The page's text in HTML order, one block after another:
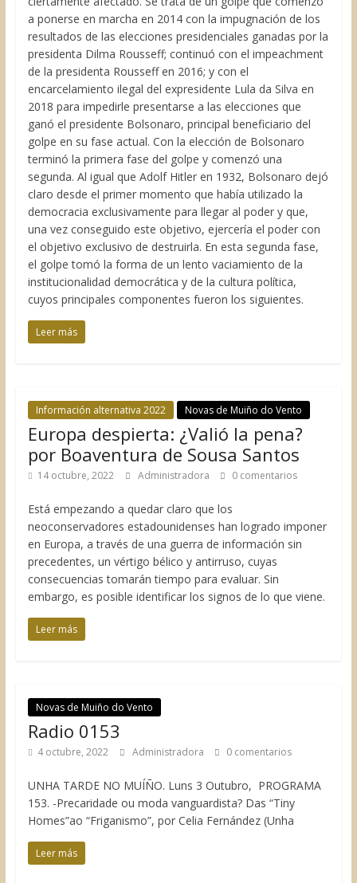
a ponerse en marcha en 2014 con la impugnación de los
resultados de las elecciones presidenciales ganadas por la
presidenta Dilma Rousseff; continuó con el impeachment
de la presidenta Rousseff en 2016; y con el
encarcelamiento ilegal del expresidente Lula da Silva en
2018 para impedirle presentarse a las elecciones que
ganó el presidente Bolsonaro, principal beneficiario del
golpe en su fase actual. Con la elección de Bolsonaro
terminó la primera fase del golpe y comenzó una
segunda. Al igual que Adolf Hitler en 1932, Bolsonaro dejó
claro desde el primer momento que había utilizado la
democracia exclusivamente para llegar al poder y que,
una vez conseguido este objetivo, ejercería el poder con
el objetivo exclusivo de destruirla. En esta segunda fase,
el golpe tomó la forma de un lento vaciamiento de la
institucionalidad democrática y de la cultura política,
cuyos principales componentes fueron los siguientes.
Leer más
Información alternativa 2022 Novas de Muiño do Vento
Europa despierta: ¿Valió la pena?
por Boaventura de Sousa Santos
14 octubre, 2022 Administradora 0 comentarios
Está empezando a quedar claro que los
neoconservadores estadounidenses han logrado imponer
en Europa, a través de una guerra de información sin
precedentes, un vértigo bélico y antirruso, cuyas
consecuencias tomarán tiempo para evaluar. Sin
embargo, es posible identificar los signos de lo que viene.
Leer más
Novas de Muiño do Vento
Radio 0153
4 octubre, 2022 Administradora 0 comentarios
UNHA TARDE NO MUÍÑO. Luns 3 Outubro, PROGRAMA
153. -Precaridade ou moda vanguardista? Das “Tiny
Homes”ao “Friganismo”, por Celia Fernández (Unha
Leer más